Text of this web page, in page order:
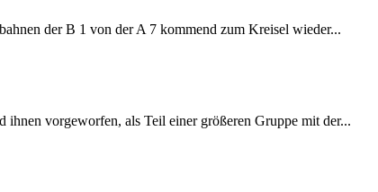
der B 1 von der A 7 kommend zum Kreisel wieder...
vorgeworfen, als Teil einer größeren Gruppe mit der...